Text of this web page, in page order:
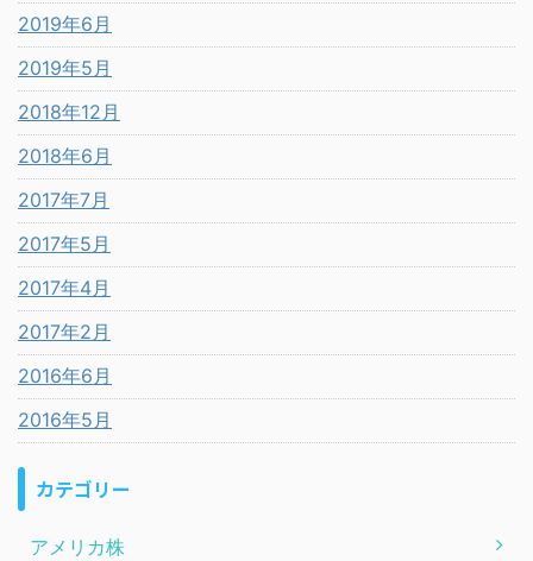
2019年6月
2019年5月
2018年12月
2018年6月
2017年7月
2017年5月
2017年4月
2017年2月
2016年6月
2016年5月
カテゴリー
アメリカ株